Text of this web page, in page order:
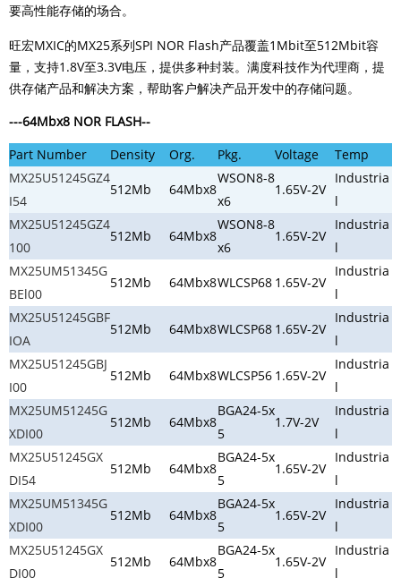
要高性能存储的场合。
旺宏MXIC的MX25系列SPI NOR Flash产品覆盖1Mbit至512Mbit容
量，支持1.8V至3.3V电压，提供多种封装。满度科技作为代理商，提
供存储产品和解决方案，帮助客户解决产品开发中的存储问题。
---64Mbx8 NOR FLASH--
Part Number
Density Org. Pkg. Voltage
Temp
MX25U51245GZ4
I54
512Mb 64Mbx8
WSON8-8
x6
1.65V-2V
Industria
l
MX25U51245GZ4
100
512Mb 64Mbx8
WSON8-8
x6
1.65V-2V
Industria
l
MX25UM51345G
BEl00
512Mb 64Mbx8WLCSP68 1.65V-2V
Industria
l
MX25U51245GBF
IOA
512Mb 64Mbx8WLCSP68 1.65V-2V
Industria
l
MX25U51245GBJ
I00
512Mb 64Mbx8WLCSP56 1.65V-2V
Industria
l
MX25UM51245G
XDI00
512Mb 64Mbx8
BGA24-5x
5
1.7V-2V
Industria
l
MX25U51245GX
DI54
512Mb 64Mbx8
BGA24-5x
5
1.65V-2V
Industria
l
MX25UM51345G
XDI00
512Mb 64Mbx8
BGA24-5x
5
1.65V-2V
Industria
l
MX25U51245GX
DI00
512Mb 64Mbx8
BGA24-5x
5
1.65V-2V
Industria
l